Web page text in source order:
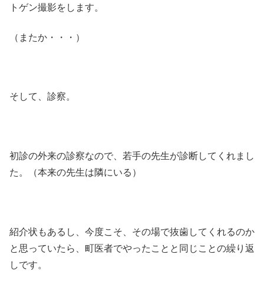
トゲン撮影をします。
（またか・・・）
そして、診察。
初診の外来の診察なので、若手の先生が診断してくれまし
た。（本来の先生は隣にいる）
紹介状もあるし、今度こそ、その場で抜歯してくれるのか
と思っていたら、町医者でやったことと同じことの繰り返
しです。